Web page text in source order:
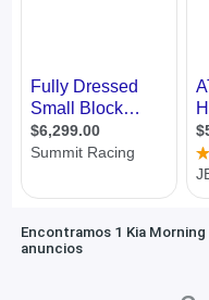
Encontramos 1 Kia
anuncios